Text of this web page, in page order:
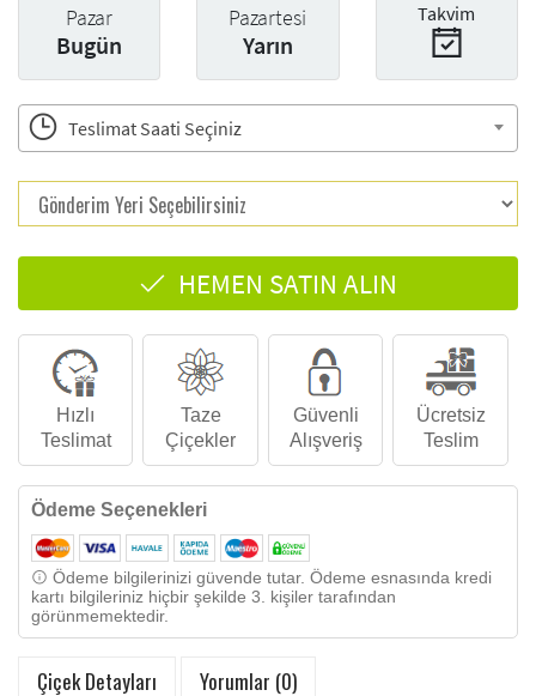
Pazar
Bugün
Pazartesi
Yarın
Takvim
Teslimat Saati Seçiniz
HEMEN SATIN ALIN
Hızlı
Teslimat
Taze
Çiçekler
Güvenli
Alışveriş
Ücretsiz
Teslim
Ödeme Seçenekleri
Ödeme bilgilerinizi güvende tutar. Ödeme esnasında kredi
kartı bilgileriniz hiçbir şekilde 3. kişiler tarafından
görünmemektedir.
Çiçek Detayları Yorumlar (0)